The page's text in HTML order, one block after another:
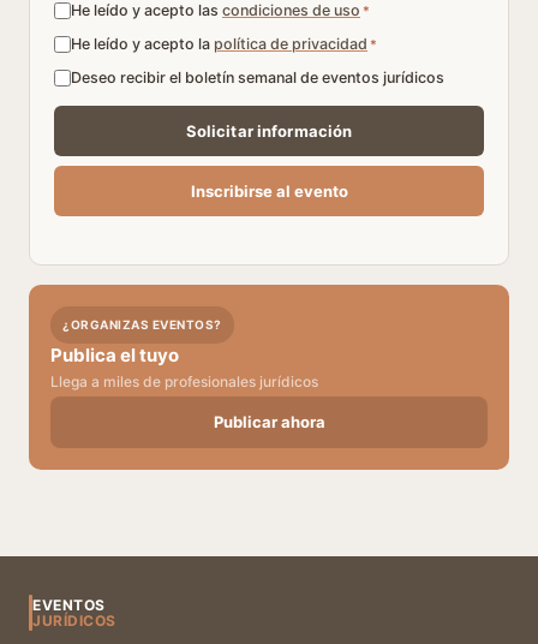
He leído y acepto las condiciones de uso *
He leído y acepto la política de privacidad *
Deseo recibir el boletín semanal de eventos jurídicos
¿ORGANIZAS EVENTOS?
Publica el tuyo
Llega a miles de profesionales jurídicos
Publicar ahora
EVENTOS
JURÍDICOS